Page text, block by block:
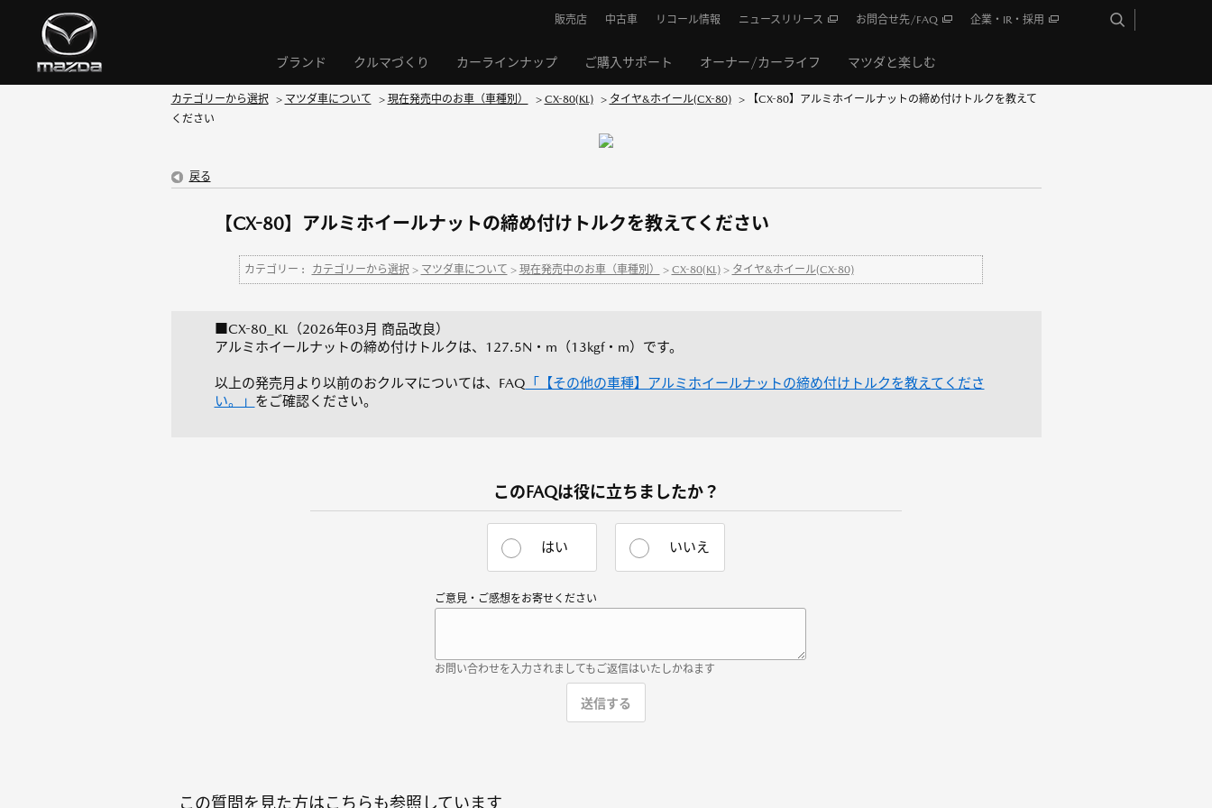
ブランド クルマづくり カーラインナップ ご購入サポート オーナー/カーライフ マツダと楽しむ
販売店 中古車 リコール情報 ニュースリリース お問合せ先/FAQ 企業・IR・採用
カテゴリーから選択 > マツダ車について > 現在発売中のお車（車種別） > CX-80(KL) > タイヤ&ホイール(CX-80) >
【CX-80】アルミホイールナットの締め付けトルクを教えて
ください
戻る
【CX-80】アルミホイールナットの締め付けトルクを教えてください
カテゴリー : カテゴリーから選択 > マツダ車について > 現在発売中のお車（車種別） > CX-80(KL)> タイヤ&ホイール(CX-80)
■CX-80_KL（2026年03月 商品改良）
アルミホイールナットの締め付けトルクは、127.5N・m（13kgf・m）です。
以上の発売月より以前のおクルマについては、FAQ 「【その他の車種】アルミホイールナットの締め付けトルクを教えてくださ
い。」 をご確認ください。
このFAQは役に立ちましたか？
はい いいえ
ご意見・ご感想をお寄せください
お問い合わせを入力されましてもご返信はいたしかねます
この質問を見た方はこちらも参照しています